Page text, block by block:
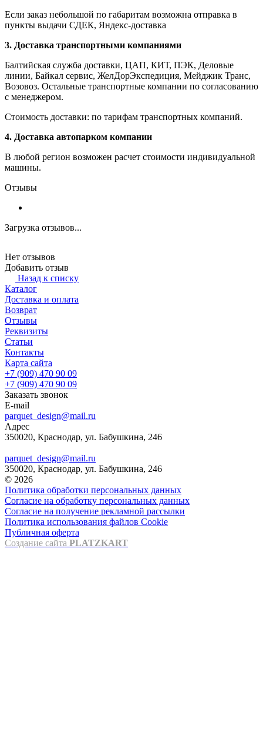
Если заказ небольшой по габаритам возможна отправка в
пункты выдачи СДЕК, Яндекс-доставка
3. Доставка транспортными компаниями
Балтийская служба доставки, ЦАП, КИТ, ПЭК, Деловые
линии, Байкал сервис, ЖелДорЭкспедиция, Мейджик Транс,
Возовоз. Остальные транспортные компании по согласованию
с менеджером.
Стоимость доставки: по тарифам транспортных компаний.
4. Доставка автопарком компании
В любой регион возможен расчет стоимости индивидуальной
машины.
Отзывы
Загрузка отзывов...
Нет отзывов
Добавить отзыв
Назад к списку
Каталог
Доставка и оплата
Возврат
Отзывы
Реквизиты
Статьи
Контакты
Карта сайта
+7 (909) 470 90 09
+7 (909) 470 90 09
Заказать звонок
E-mail
parquet_design@mail.ru
Адрес
350020, Краснодар, ул. Бабушкина, 246
parquet_design@mail.ru
350020, Краснодар, ул. Бабушкина, 246
© 2026
Политика обработки персональных данных
Согласие на обработку персональных данных
Согласие на получение рекламной рассылки
Политика использования файлов Cookie
Публичная оферта
Создание сайта PLATZKART